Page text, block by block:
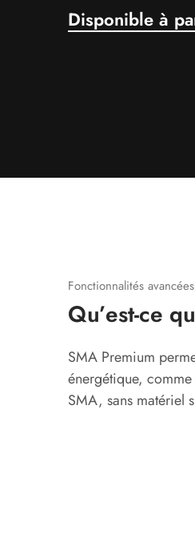
Disponible à
Fonctionnalités avancées
Qu’est-ce
SMA Premium
énergétique,
SMA, sans matériel